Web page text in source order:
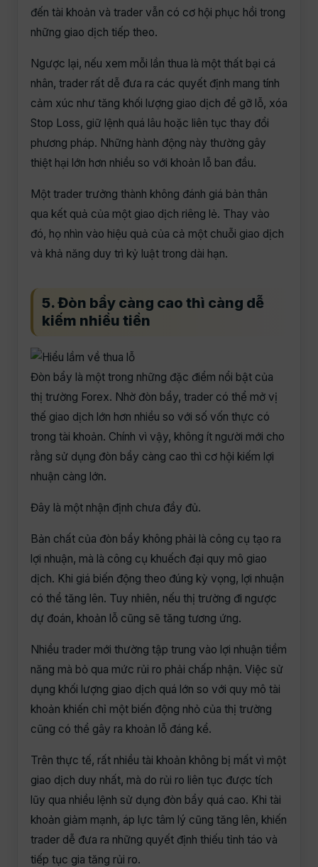
đến tài khoản và trader vẫn có cơ hội phục hồi trong
những giao dịch tiếp theo.
Ngược lại, nếu xem mỗi lần thua là một thất bại cá
nhân, trader rất dễ đưa ra các quyết định mang tính
cảm xúc như tăng khối lượng giao dịch để gỡ lỗ, xóa
Stop Loss, giữ lệnh quá lâu hoặc liên tục thay đổi
phương pháp. Những hành động này thường gây
thiệt hại lớn hơn nhiều so với khoản lỗ ban đầu.
Một trader trưởng thành không đánh giá bản thân
qua kết quả của một giao dịch riêng lẻ. Thay vào
đó, họ nhìn vào hiệu quả của cả một chuỗi giao dịch
và khả năng duy trì kỷ luật trong dài hạn.
5. Đòn bẩy càng cao thì càng dễ
kiếm nhiều tiền
Đòn bẩy là một trong những đặc điểm nổi bật của
thị trường Forex. Nhờ đòn bẩy, trader có thể mở vị
thế giao dịch lớn hơn nhiều so với số vốn thực có
trong tài khoản. Chính vì vậy, không ít người mới cho
rằng sử dụng đòn bẩy càng cao thì cơ hội kiếm lợi
nhuận càng lớn.
Đây là một nhận định chưa đầy đủ.
Bản chất của đòn bẩy không phải là công cụ tạo ra
lợi nhuận, mà là công cụ khuếch đại quy mô giao
dịch. Khi giá biến động theo đúng kỳ vọng, lợi nhuận
có thể tăng lên. Tuy nhiên, nếu thị trường đi ngược
dự đoán, khoản lỗ cũng sẽ tăng tương ứng.
Nhiều trader mới thường tập trung vào lợi nhuận tiềm
năng mà bỏ qua mức rủi ro phải chấp nhận. Việc sử
dụng khối lượng giao dịch quá lớn so với quy mô tài
khoản khiến chỉ một biến động nhỏ của thị trường
cũng có thể gây ra khoản lỗ đáng kể.
Trên thực tế, rất nhiều tài khoản không bị mất vì một
giao dịch duy nhất, mà do rủi ro liên tục được tích
lũy qua nhiều lệnh sử dụng đòn bẩy quá cao. Khi tài
khoản giảm mạnh, áp lực tâm lý cũng tăng lên, khiến
trader dễ đưa ra những quyết định thiếu tỉnh táo và
tiếp tục gia tăng rủi ro.